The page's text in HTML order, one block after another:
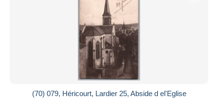
(70) 079, Héricourt, Lardier 25, Abside d el'Eglise